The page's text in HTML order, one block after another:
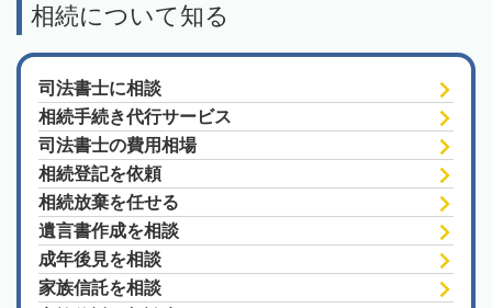
相続について知る
司法書士に相談
相続手続き代行サービス
司法書士の費用相場
相続登記を依頼
相続放棄を任せる
遺言書作成を相談
成年後見を相談
家族信託を相談